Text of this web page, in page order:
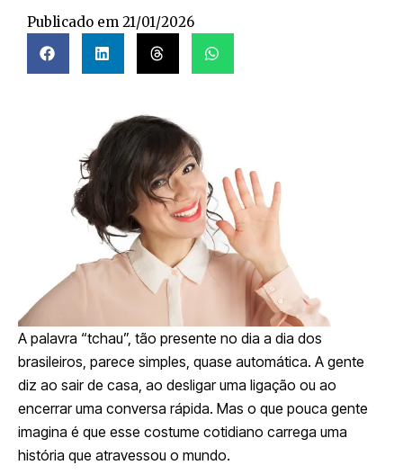
Publicado em 21/01/2026
A palavra “tchau”, tão presente no dia a dia dos
brasileiros, parece simples, quase automática. A gente
diz ao sair de casa, ao desligar uma ligação ou ao
encerrar uma conversa rápida. Mas o que pouca gente
imagina é que esse costume cotidiano carrega uma
história que atravessou o mundo.